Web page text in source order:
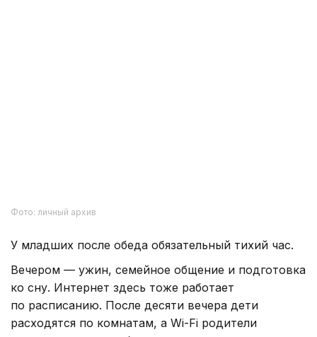
Фото: личный архив
У младших после обеда обязательный тихий час.
Вечером — ужин, семейное общение и подготовка
ко сну. Интернет здесь тоже работает
по расписанию. После десяти вечера дети
расходятся по комнатам, а Wi-Fi родители